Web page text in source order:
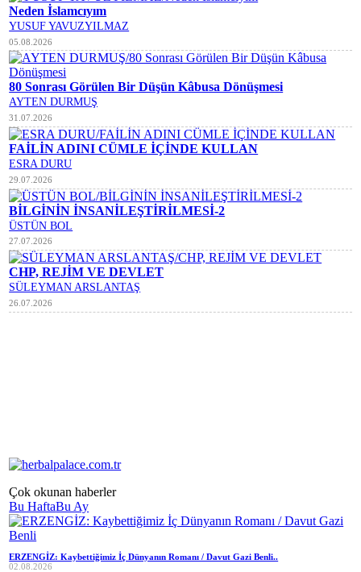
Neden İslamcıyım
YUSUF YAVUZYILMAZ
05.08.2026
80 Sonrası Görülen Bir Düşün Kâbusa Dönüşmesi
AYTEN DURMUŞ
31.07.2026
FAİLİN ADINI CÜMLE İÇİNDE KULLAN
ESRA DURU
29.07.2026
BİLGİNİN İNSANİLEŞTİRİLMESİ-2
ÜSTÜN BOL
27.07.2026
CHP, REJİM VE DEVLET
SÜLEYMAN ARSLANTAŞ
26.07.2026
Çok okunan haberler
Bu HaftaBu Ay
ERZENGİZ: Kaybettiğimiz İç Dünyanın Romanı / Davut Gazi Benli..
02.08.2026